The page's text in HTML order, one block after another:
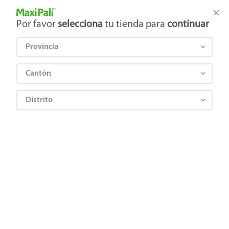
Tienda Maxi Palí
Por favor selecciona tu tienda para continuar
Provincia
Cantón
Distrito